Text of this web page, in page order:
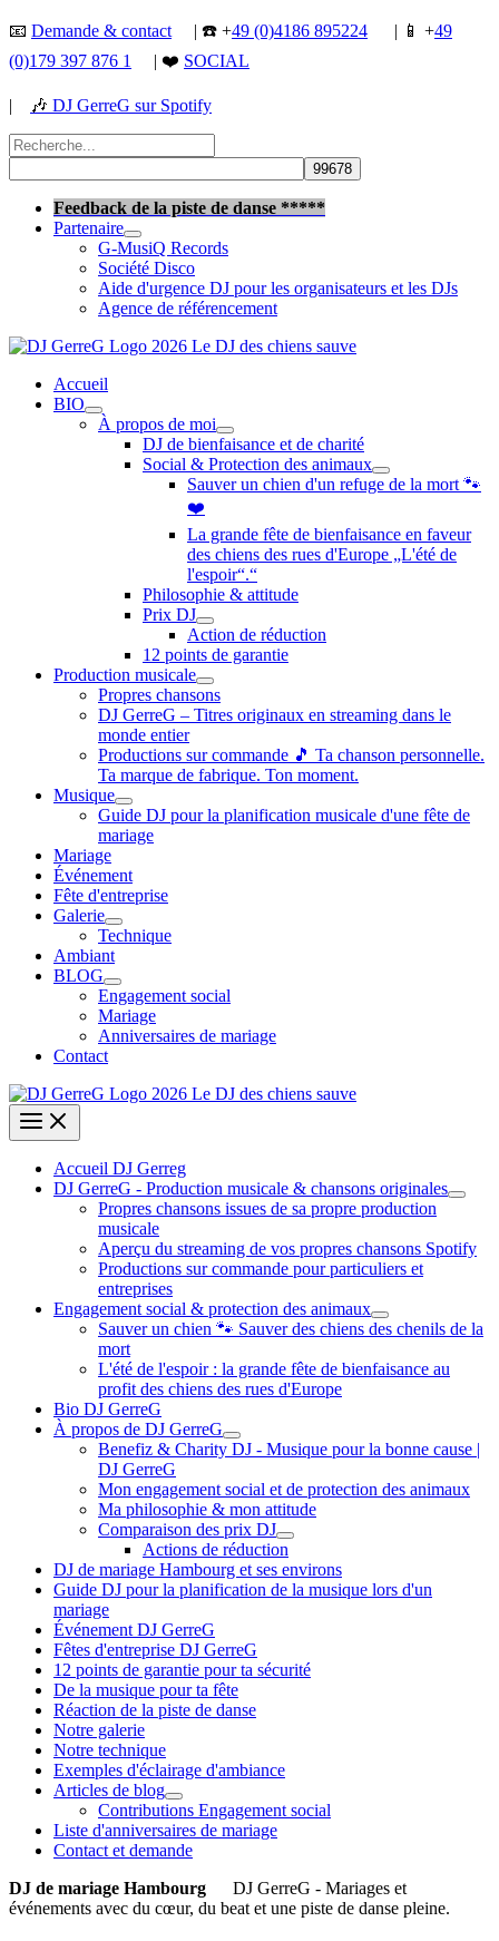
Aller
contenu
📧 Demande & contact | ☎️ +49 (0)4186 895224 | 📱 +49
(0)179 397 876 1
| ❤️ SOCIAL
| 🎶 DJ GerreG sur Spotify
Rechercher :
Feedback de la piste de danse *****
Partenaire
G-MusiQ Records
Société Disco
Aide d'urgence DJ pour les organisateurs et les DJs
Agence de référencement
Accueil
BIO
À propos de moi
DJ de bienfaisance et de charité
Social & Protection des animaux
Sauver un chien d'un refuge de la mort 🐾
❤️
La grande fête de bienfaisance en faveur
des chiens des rues d'Europe „L'été de
l'espoir“.“
Philosophie & attitude
Prix DJ
Action de réduction
12 points de garantie
Production musicale
Propres chansons
DJ GerreG – Titres originaux en streaming dans le
monde entier
Productions sur commande 🎵 Ta chanson personnelle.
Ta marque de fabrique. Ton moment.
Musique
Guide DJ pour la planification musicale d'une fête de
mariage
Mariage
Événement
Fête d'entreprise
Galerie
Technique
Ambiant
BLOG
Engagement social
Mariage
Anniversaires de mariage
Contact
Accueil DJ Gerreg
DJ GerreG - Production musicale & chansons originales
Propres chansons issues de sa propre production
musicale
Aperçu du streaming de vos propres chansons Spotify
Productions sur commande pour particuliers et
entreprises
Engagement social & protection des animaux
Sauver un chien 🐾 Sauver des chiens des chenils de la
mort
L'été de l'espoir : la grande fête de bienfaisance au
profit des chiens des rues d'Europe
Bio DJ GerreG
À propos de DJ GerreG
Benefiz & Charity DJ - Musique pour la bonne cause |
DJ GerreG
Mon engagement social et de protection des animaux
Ma philosophie & mon attitude
Comparaison des prix DJ
Actions de réduction
DJ de mariage Hambourg et ses environs
Guide DJ pour la planification de la musique lors d'un
mariage
Événement DJ GerreG
Fêtes d'entreprise DJ GerreG
12 points de garantie pour ta sécurité
De la musique pour ta fête
Réaction de la piste de danse
Notre galerie
Notre technique
Exemples d'éclairage d'ambiance
Articles de blog
Contributions Engagement social
Liste d'anniversaires de mariage
Contact et demande
DJ de mariage Hambourg
DJ GerreG - Mariages et
événements avec du cœur, du beat et une piste de danse pleine.